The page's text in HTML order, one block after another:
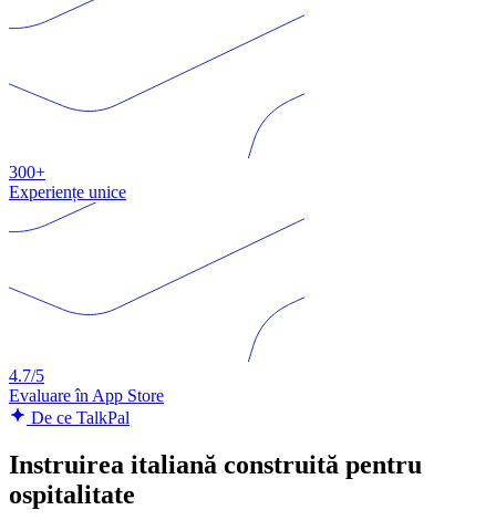
300+
Experiențe unice
4.7/5
Evaluare în App Store
De ce TalkPal
Instruirea italiană construită pentru
ospitalitate